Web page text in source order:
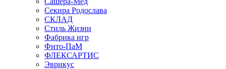
Секира Родослава
СКЛАД
Стиль Жизни
Фабрика игр
Фито-ПаМ
ФЛЕКСАРТИС
Эврикус